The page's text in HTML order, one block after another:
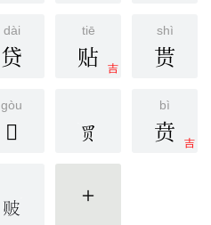
dài
贷
tiē
吉
贴
shì
贳
gòu
𫎧
bì
吉
贲
更多